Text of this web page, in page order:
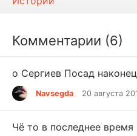
Комментарии (6)
о Сергиев Посад
Navsegda 20 августа
Чё то в последнее время